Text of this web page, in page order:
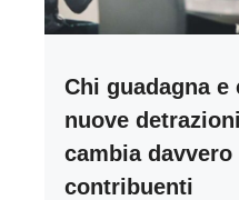
Chi guadagna
nuove
cambia
contribuenti